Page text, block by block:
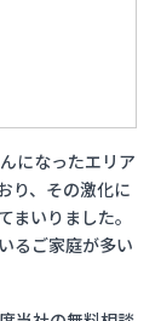
所
になったエリア
り、その激化に
いりました。
るご家庭が多い